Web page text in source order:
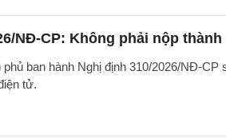
NĐ-CP: Không phải nộp
phủ ban hành Nghị định 310/2026/NĐ-
tử.